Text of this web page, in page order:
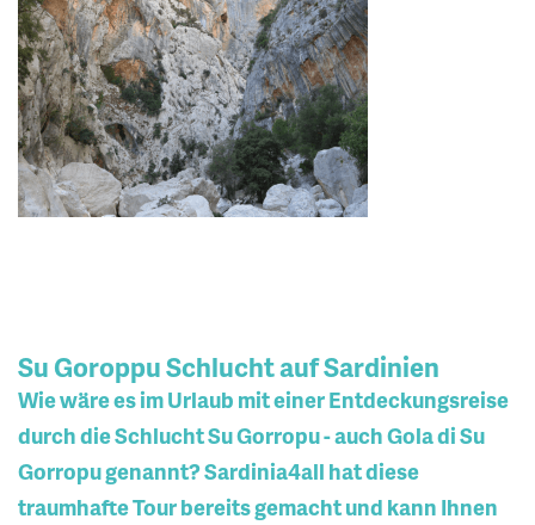
Su Goroppu Schlucht auf Sardinien
Wie wäre es im Urlaub mit einer Entdeckungsreise
durch die Schlucht Su Gorropu - auch Gola di Su
Gorropu genannt? Sardinia4all hat diese
traumhafte Tour bereits gemacht und kann Ihnen